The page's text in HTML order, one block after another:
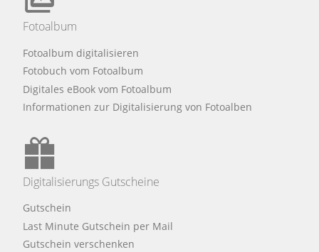
Fotoalbum
Fotoalbum digitalisieren
Fotobuch vom Fotoalbum
Digitales eBook vom Fotoalbum
Informationen zur Digitalisierung von Fotoalben
Digitalisierungs Gutscheine
Gutschein
Last Minute Gutschein per Mail
Gutschein verschenken